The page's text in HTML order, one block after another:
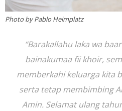
Photo by Pablo Heimplatz
“Barakallahu laka wa
bainakumaa fii khoir,
memberkahi keluarga kita
serta tetap membimbing
Amin. Selamat ulang